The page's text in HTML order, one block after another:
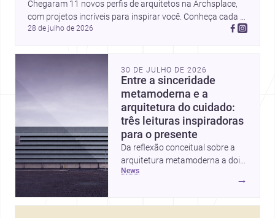
Chegaram 11 novos perfis de arquitetos na Archsplace,
com projetos incríveis para inspirar você. Conheça cada
perfil e descubra novas ideias para seus próximos
28 de julho de 2026
30 DE JULHO DE 2026
Entre a sinceridade
metamoderna e a
arquitetura do cuidado:
três leituras inspiradoras
para o presente
Da reflexão conceitual sobre a
arquitetura metamoderna a dois
projetos que colocam escala
humana, bem-estar e experiência
news
→